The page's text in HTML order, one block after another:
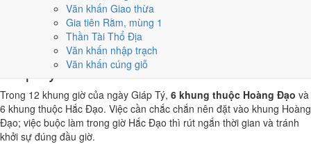
Văn khấn Giao thừa
Gia tiên Rằm, mùng 1
Thần Tài Thổ Địa
Văn khấn nhập trạch
Văn khấn cúng giỗ
6 8 9 10 11 12 13 14 15
Hoàng đạo (tốt) Hắc đạo (xấu) Giờ hiện tại
6 giờ Hoàng Đạo và 6 giờ Hắc Đạo ngày
Giáp Tý
Trong 12 khung giờ của ngày Giáp Tý, 6 khung thuộc Hoàng Đạo và
6 khung thuộc Hắc Đạo. Việc cần chắc chắn nên đặt vào khung Hoàng
Đạo; việc buộc làm trong giờ Hắc Đạo thì rút ngắn thời gian và tránh
khởi sự đúng đầu giờ.